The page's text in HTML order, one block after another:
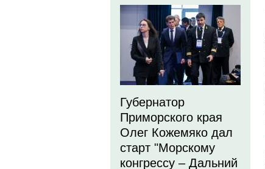
Губернатор
Приморского края
Олег Кожемяко дал
старт "Морскому
конгрессу – Дальний